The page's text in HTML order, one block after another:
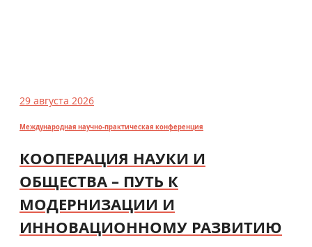
29 августа 2026
Международная научно-практическая конференция
КООПЕРАЦИЯ НАУКИ И
ОБЩЕСТВА – ПУТЬ К
МОДЕРНИЗАЦИИ И
ИННОВАЦИОННОМУ РАЗВИТИЮ